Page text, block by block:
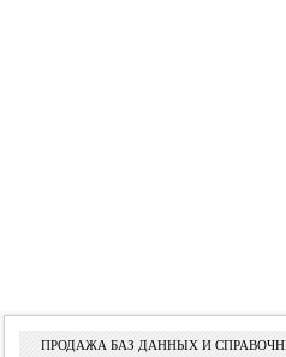
ПРОДАЖА БАЗ ДАННЫХ И